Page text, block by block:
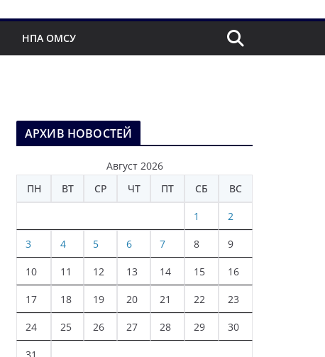
НПА ОМСУ
АРХИВ НОВОСТЕЙ
Август 2026
ПН
ВТ СР ЧТ ПТ СБ ВС
1 2
3 4 5 6 7 8 9
10 11 12 13 14 15 16
17 18 19 20 21 22 23
24 25 26 27 28 29 30